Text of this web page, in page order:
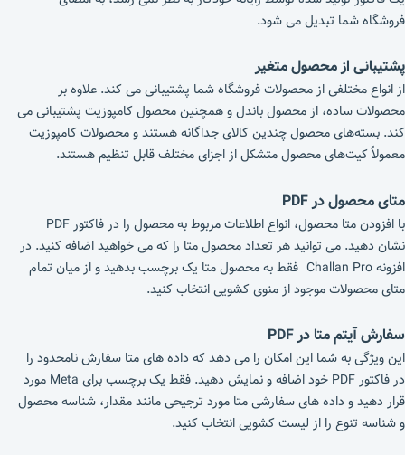
فروشگاه شما تبدیل می شود.
پشتیبانی از محصول متغیر
از انواع مختلفی از محصولات فروشگاه شما پشتیبانی می کند. علاوه بر
محصولات ساده، از محصول باندل و همچنین محصول کامپوزیت پشتیبانی می
کند. بسته‌های محصول چندین کالای جداگانه هستند و محصولات کامپوزیت
معمولاً کیت‌های محصول متشکل از اجزای مختلف قابل تنظیم هستند.
متای محصول در PDF
با افزودن متا محصول، انواع اطلاعات مربوط به محصول را در فاکتور PDF
نشان دهید. می توانید هر تعداد محصول متا را که می خواهید اضافه کنید. در
افزونه Challan Pro فقط به محصول متا یک برچسب بدهید و از میان تمام
متای محصولات موجود از منوی کشویی انتخاب کنید.
سفارش آیتم متا در PDF
این ویژگی به شما این امکان را می دهد که داده های متا سفارش نامحدود را
در فاکتور PDF خود اضافه و نمایش دهید. فقط یک برچسب برای Meta مورد
قرار دهید و داده های سفارشی متا مورد ترجیحی مانند مقدار، شناسه محصول
و شناسه تنوع را از لیست کشویی انتخاب کنید.